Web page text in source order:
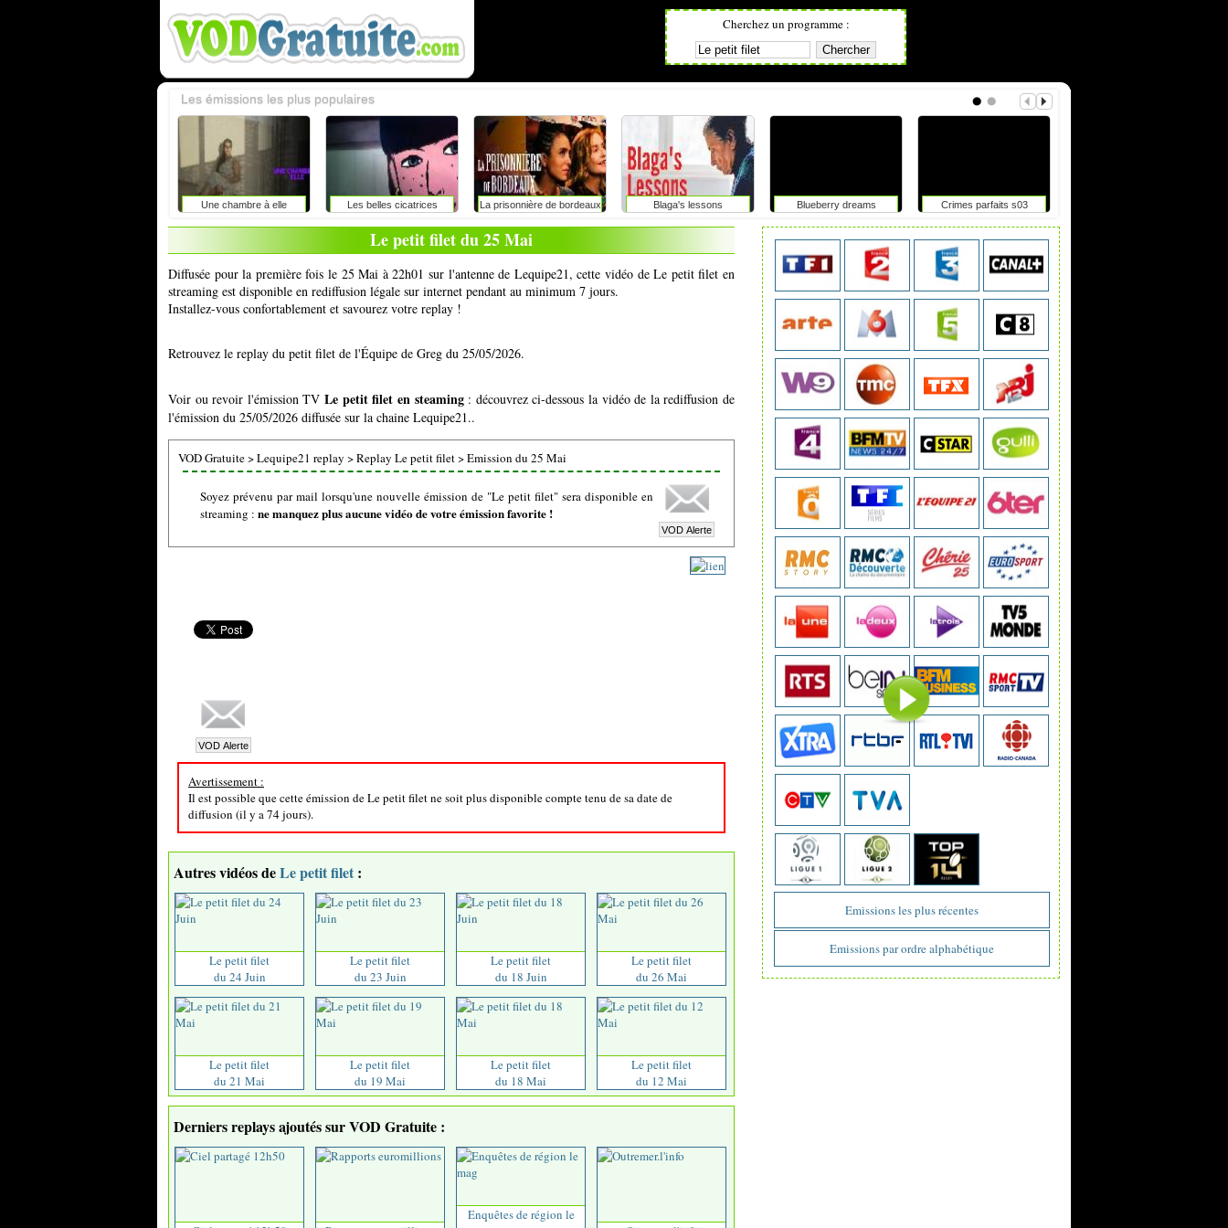
Cherchez un programme :
Une chambre à elle Les belles cicatrices La prisonnière de bordeaux Blaga's lessons Blueberry dreams Crimes parfaits s03
Les émissions les plus populaires
Emissions les plus récentes
Emissions par ordre alphabétique
Le petit filet du 25 Mai
Diffusée pour la première fois le 25 Mai à 22h01 sur l'antenne de Lequipe21, cette vidéo de Le petit filet en
streaming est disponible en rediffusion légale sur internet pendant au minimum 7 jours.
Installez-vous confortablement et savourez votre replay !
Retrouvez le replay du petit filet de l'Équipe de Greg du 25/05/2026.
Voir ou revoir l'émission TVLe petit filet en steaming: découvrez ci-dessous la vidéo de la rediffusion de
l'émission du 25/05/2026 diffusée sur la chaine Lequipe21..
VOD Gratuite>Lequipe21 replay >Replay Le petit filet>Emission du 25 Mai
Soyez prévenu par mail lorsqu'une nouvelle émission de "Le petit filet" sera disponible en
streaming : ne manquez plus aucune vidéo de votre émission favorite !
Avertissement :
Il est possible que cette émission de Le petit filet ne soit plus disponible compte tenu de sa date de
diffusion (il y a 74 jours).
Autres vidéos deLe petit filet :
Le petit filet
du 24 Juin
Le petit filet
du 23 Juin
Le petit filet
du 18 Juin
Le petit filet
du 26 Mai
Le petit filet
du 21 Mai
Le petit filet
du 19 Mai
Le petit filet
du 18 Mai
Le petit filet
du 12 Mai
Derniers replays ajoutés sur VOD Gratuite :
Enquêtes de région le